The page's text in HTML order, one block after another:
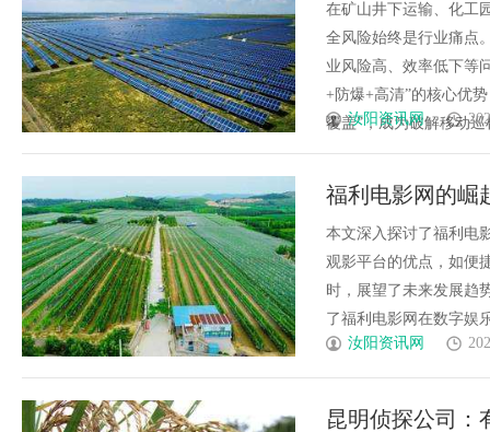
在矿山井下运输、化工
全风险始终是行业痛点
业风险高、效率低下等
+防爆+高清”的核心优
覆盖”，成为破解移动
汝阳资讯网
福利电影网的崛
本文深入探讨了福利电
观影平台的优点，如便
时，展望了未来发展趋
了福利电影网在数字娱
汝阳资讯网
昆明侦探公司：